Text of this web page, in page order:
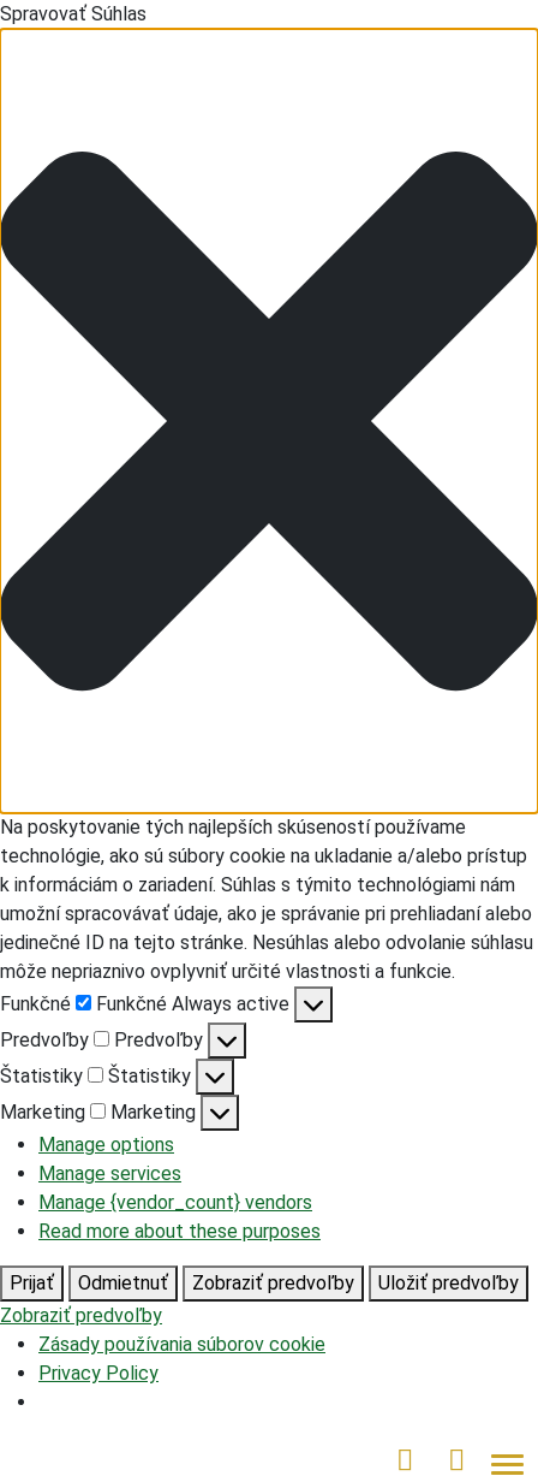
Spravovať Súhlas
Na poskytovanie tých najlepších skúseností používame
technológie, ako sú súbory cookie na ukladanie a/alebo prístup
k informáciám o zariadení. Súhlas s týmito technológiami nám
umožní spracovávať údaje, ako je správanie pri prehliadaní alebo
jedinečné ID na tejto stránke. Nesúhlas alebo odvolanie súhlasu
môže nepriaznivo ovplyvniť určité vlastnosti a funkcie.
Funkčné
Funkčné Always active
Predvoľby
Predvoľby
Štatistiky
Štatistiky
Marketing
Marketing
Manage options
Manage services
Manage {vendor_count} vendors
Read more about these purposes
Prijať Odmietnuť Zobraziť predvoľby
Uložiť predvoľby
Zobraziť predvoľby
Zásady používania súborov cookie
Privacy Policy